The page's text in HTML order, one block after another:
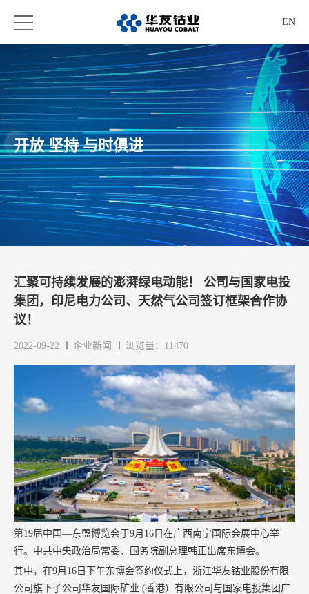
EN
开放 坚持 与时俱进
汇聚可持续发展的澎湃绿电动能！ 公司与国家电投
集团，印尼电力公司、天然气公司签订框架合作协
议！
2022-09-22 企业新闻 浏览量：11470
第19届中国—东盟博览会于9月16日在广西南宁国际会展中心举
行。中共中央政治局常委、国务院副总理韩正出席东博会。
其中，在9月16日下午东博会签约仪式上，浙江华友钴业股份有限
公司旗下子公司华友国际矿业 (香港）有限公司与国家电投集团广